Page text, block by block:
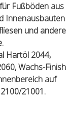
Fußböden aus
Innenausbauten
und andere
Hartöl 2044,
Wachs-Finish
auf
21001.